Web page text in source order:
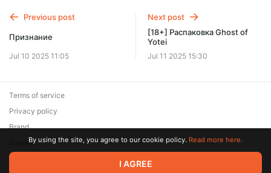
Previous post
Признание
Jul 10 2025 11:05
Next post
[18+] Распаковка Ghost of
Yotei
Jul 11 2025 15:30
© 2026 Zaya Solutions Limited. All rights reserved. All trademarks
Terms of service
Privacy policy
Brand
SupportBy using the site, you agree to our cookie policy. Read more here.
I AGREE